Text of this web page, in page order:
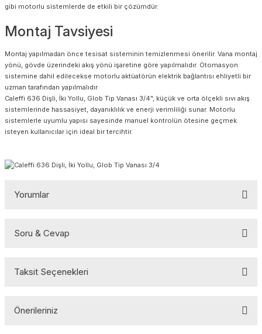
gibi motorlu sistemlerde de etkili bir çözümdür.
Montaj Tavsiyesi
Montaj yapılmadan önce tesisat sisteminin temizlenmesi önerilir. Vana montaj
yönü, gövde üzerindeki akış yönü işaretine göre yapılmalıdır. Otomasyon
sistemine dahil edilecekse motorlu aktüatörün elektrik bağlantısı ehliyetli bir
uzman tarafından yapılmalıdır.
Caleffi 636 Dişli, İki Yollu, Glob Tip Vanası 3/4", küçük ve orta ölçekli sıvı akış
sistemlerinde hassasiyet, dayanıklılık ve enerji verimliliği sunar. Motorlu
sistemlerle uyumlu yapısı sayesinde manuel kontrolün ötesine geçmek
isteyen kullanıcılar için ideal bir tercihtir.
Yorumlar
Soru & Cevap
Taksit Seçenekleri
Önerileriniz